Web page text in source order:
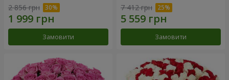
2 856 грн
Замовити
7 412 грн
Замовити